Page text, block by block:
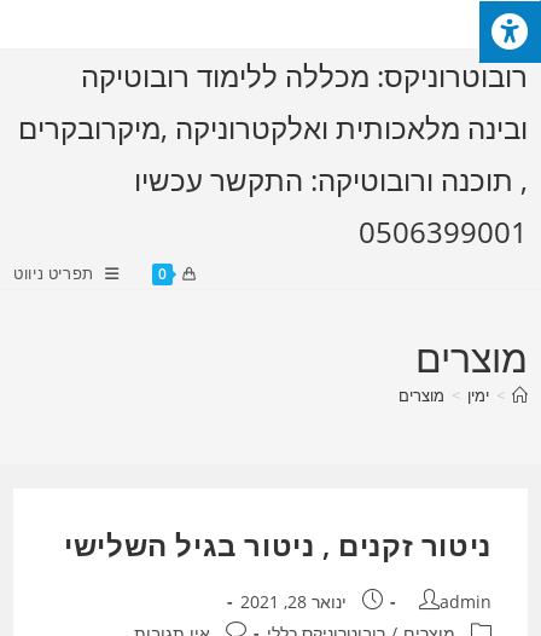
Skip
to
content
רובוטרוניקס: מכללה ללימוד רובוטיקה
ובינה מלאכותית ואלקטרוניקה ,מיקרובקרים
, תוכנה ורובוטיקה: התקשר עכשיו
0506399001
0 תפריט ניווט
מוצרים
> ימין > מוצרים
ניטור זקנים , ניטור בגיל השלישי
מחבר:
admin פורסם:ינואר 28, 2021